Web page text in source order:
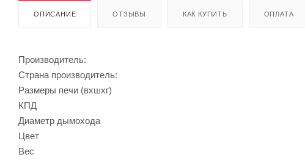
ОПИСАНИЕ ОТЗЫВЫ КАК КУПИТЬ ОПЛАТА
Производитель:
Страна производитель:
Размеры печи (вхшхг)
КПД
Диаметр дымохода
Цвет
Вес